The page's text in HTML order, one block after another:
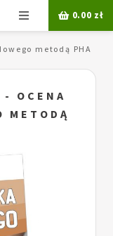
Menu 0.00 zł
metodą PHA
- OCENA
METODĄ